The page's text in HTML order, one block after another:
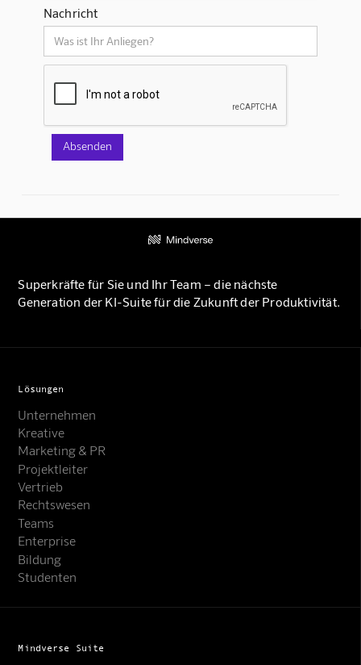
Nachricht
Superkräfte für Sie und Ihr Team – die nächste
Generation der KI-Suite für die Zukunft der Produktivität.
Lösungen
Unternehmen
Kreative
Marketing & PR
Projektleiter
Vertrieb
Rechtswesen
Teams
Enterprise
Bildung
Studenten
Mindverse Suite